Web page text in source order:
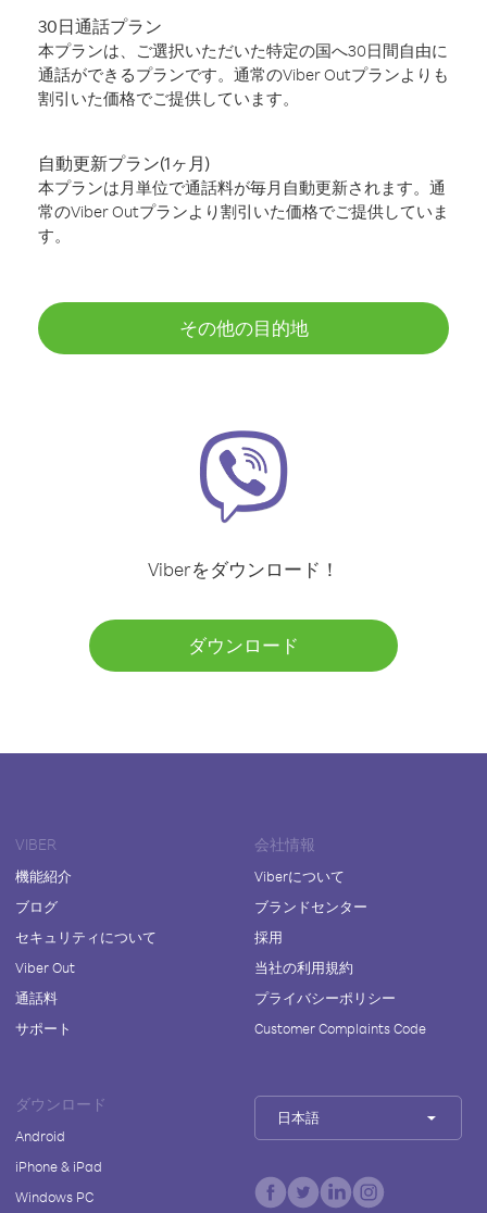
30日通話プラン
本プランは、ご選択いただいた特定の国へ30日間自由に
通話ができるプランです。通常のViber Outプランよりも
割引いた価格でご提供しています。
自動更新プラン(1ヶ月)
本プランは月単位で通話料が毎月自動更新されます。通
常のViber Outプランより割引いた価格でご提供していま
す。
その他の目的地
Viberをダウンロード！
ダウンロード
VIBER
機能紹介
ブログ
セキュリティについて
Viber Out
通話料
サポート
会社情報
Viberについて
ブランドセンター
採用
当社の利用規約
プライバシーポリシー
Customer Complaints Code
ダウンロード
Android
iPhone & iPad
Windows PC
日本語